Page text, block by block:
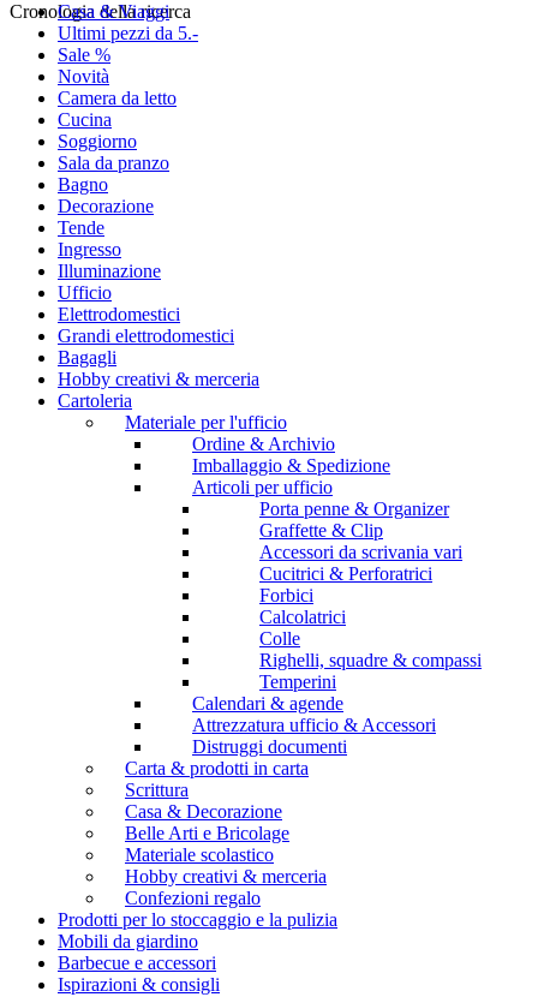
Cronologia della ricerca
Casa & Viaggi
Ultimi pezzi da 5.-
Sale %
Novità
Camera da letto
Cucina
Soggiorno
Sala da pranzo
Bagno
Decorazione
Tende
Ingresso
Illuminazione
Ufficio
Elettrodomestici
Grandi elettrodomestici
Bagagli
Hobby creativi & merceria
Cartoleria
Materiale per l'ufficio
Ordine & Archivio
Imballaggio & Spedizione
Articoli per ufficio
Porta penne & Organizer
Graffette & Clip
Accessori da scrivania vari
Cucitrici & Perforatrici
Forbici
Calcolatrici
Colle
Righelli, squadre & compassi
Temperini
Calendari & agende
Attrezzatura ufficio & Accessori
Distruggi documenti
Carta & prodotti in carta
Scrittura
Casa & Decorazione
Belle Arti e Bricolage
Materiale scolastico
Hobby creativi & merceria
Confezioni regalo
Prodotti per lo stoccaggio e la pulizia
Mobili da giardino
Barbecue e accessori
Ispirazioni & consigli